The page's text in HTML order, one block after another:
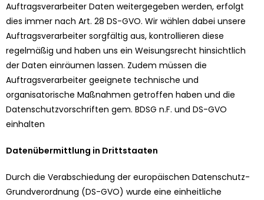
Auftragsverarbeiter Daten weitergegeben werden, erfolgt
dies immer nach Art. 28 DS-GVO. Wir wählen dabei unsere
Auftragsverarbeiter sorgfältig aus, kontrollieren diese
regelmäßig und haben uns ein Weisungsrecht hinsichtlich
der Daten einräumen lassen. Zudem müssen die
Auftragsverarbeiter geeignete technische und
organisatorische Maßnahmen getroffen haben und die
Datenschutzvorschriften gem. BDSG n.F. und DS-GVO
einhalten
Datenübermittlung in Drittstaaten
Durch die Verabschiedung der europäischen Datenschutz-
Grundverordnung (DS-GVO) wurde eine einheitliche